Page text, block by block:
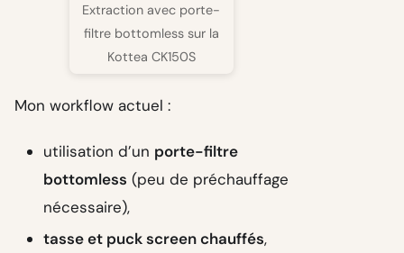
Extraction avec porte-
filtre bottomless sur la
Kottea CK150S
Mon workflow actuel :
utilisation d’un porte-filtre
bottomless (peu de préchauffage
nécessaire),
tasse et puck screen chauffés,